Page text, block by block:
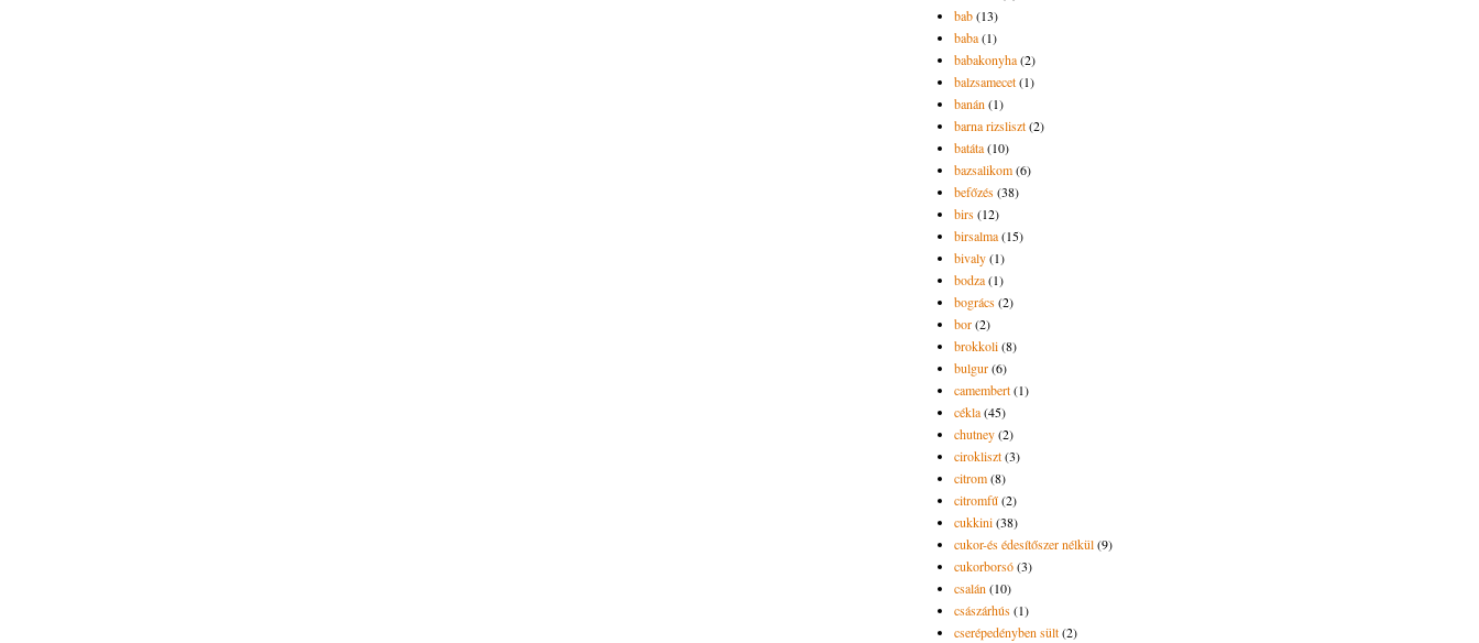
bab(13)
baba(1)
babakonyha(2)
balzsamecet(1)
banán(1)
barna rizsliszt(2)
batáta(10)
bazsalikom(6)
befőzés(38)
birs(12)
birsalma(15)
bivaly(1)
bodza(1)
bogrács(2)
bor(2)
brokkoli(8)
bulgur(6)
camembert(1)
cékla(45)
chutney(2)
cirokliszt(3)
citrom(8)
citromfű(2)
cukkini(38)
cukor-és édesítőszer nélkül(9)
cukorborsó(3)
csalán(10)
császárhús(1)
cserépedényben sült(2)